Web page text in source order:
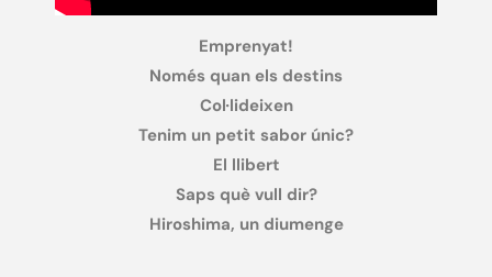
Emprenyat!
Només quan els destins
Col·lideixen
Tenim un petit sabor únic?
El llibert
Saps què vull dir?
Hiroshima, un diumenge